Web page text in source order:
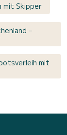
mit Skipper
–
mit